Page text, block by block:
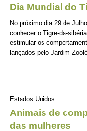
Dia Mundial do
No próximo dia 29 de
conhecer o Tigre-da-
estimular os
lançados pelo Jardim
Estados Unidos
Animais de
das mulheres